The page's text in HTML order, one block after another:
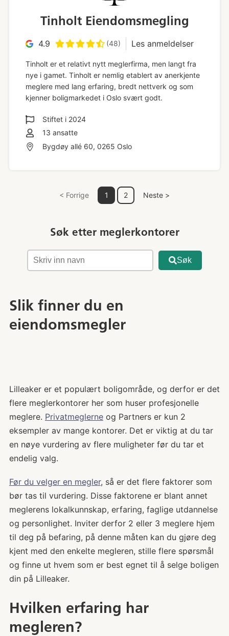
Tinholt Eiendomsmegling
4.9 (48) Les anmeldelser
Tinholt er et relativt nytt meglerfirma, men langt fra
nye i gamet. Tinholt er nemlig etablert av anerkjente
meglere med lang erfaring, bredt nettverk og som
kjenner boligmarkedet i Oslo svært godt.
Stiftet i 2024
13 ansatte
Bygdøy allé 60, 0265 Oslo
< Forrige 1 2 Neste >
Søk etter meglerkontorer
Søk
Slik finner du en
eiendomsmegler
Lilleaker er et populært boligområde, og derfor er det
flere meglerkontorer her som huser profesjonelle
meglere. Privatmeglerneog Partners er kun 2
eksempler av mange kontorer. Det er viktig at du tar
en nøye vurdering av flere muligheter før du tar et
endelig valg.
Før du velger en megler, så er det flere faktorer som
bør tas til vurdering. Disse faktorene er blant annet
meglerens lokalkunnskap, erfaring, faglige utdannelse
og personlighet. Inviter derfor 2 eller 3 meglere hjem
til deg på befaring, på denne måten kan du gjøre deg
kjent med den enkelte megleren, stille flere spørsmål
og finne ut hvem som er best egnet til å selge boligen
din på Lilleaker.
Hvilken erfaring har
megleren?